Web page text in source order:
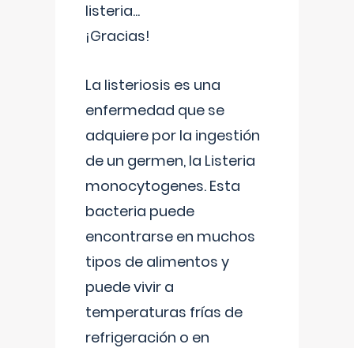
listeria...
¡Gracias!
La listeriosis es una
enfermedad que se
adquiere por la ingestión
de un germen, la Listeria
monocytogenes. Esta
bacteria puede
encontrarse en muchos
tipos de alimentos y
puede vivir a
temperaturas frías de
refrigeración o en